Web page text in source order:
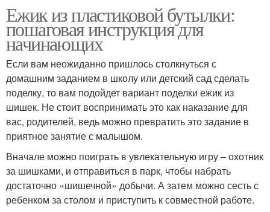
Ежик из пластиковой бутылки:
пошаговая инструкция для
начинающих
Если вам неожиданно пришлось столкнуться с
домашним заданием в школу или детский сад сделать
поделку, то вам подойдет вариант поделки ежик из
шишек. Не стоит воспринимать это как наказание для
вас, родителей, ведь можно превратить это задание в
приятное занятие с малышом.
Вначале можно поиграть в увлекательную игру – охотник
за шишками, и отправиться в парк, чтобы набрать
достаточно «шишечной» добычи. А затем можно сесть с
ребенком за столом и приступить к совместной работе.